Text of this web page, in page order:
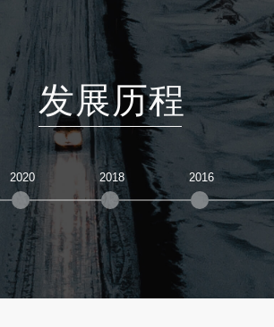
发展历程
2020 2018 2016